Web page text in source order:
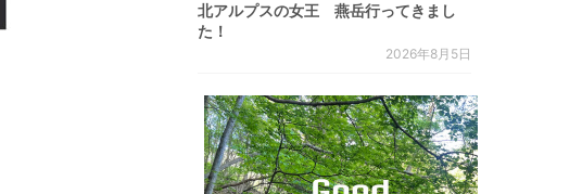
北アルプスの女王 燕岳行ってきまし
た！
2026年8月5日